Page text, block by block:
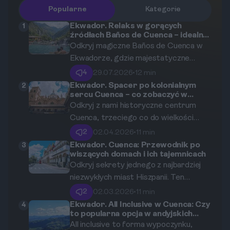
Popularne Kategorie
1
Ekwador. Relaks w gorących
źródłach Baños de Cuenca – idealny
odpoczynek w Andach
Odkryj magiczne Baños de Cuenca w
Ekwadorze, gdzie majestatyczne
andyjskie krajobrazy spotykają się z
leczniczymi wodami termalnymi. Ten
kompleksowy przewodnik pomoże Ci
zaplanować idealny relaks w sercu
Ameryki Południowej, dostarczając
najważniejszych wskazówek,
praktycznych porad oraz inspiracji do
podróży.
4 29.07.2026•12 min
2
Ekwador. Spacer po kolonialnym
sercu Cuenca – co zobaczyć w
historycznym centrum?
Odkryj z nami historyczne centrum
Cuenca, trzeciego co do wielkości
miasta Ekwadoru, które zachwyca
kolonialną architekturą, brukowanymi
uliczkami i niepowtarzalną atmosferą.
Ten kompleksowy przewodnik
poprowadzi Cię przez najważniejsze
zabytki, urokliwe zakątki i kulturalne
serce miasta wpisanego na listę
światowego dziedzictwa UNESCO.
2 02.04.2026•11 min
3
Ekwador. Cuenca: Przewodnik po
wiszących domach i ich tajemnicach
Odkryj sekrety jednego z najbardziej
niezwykłych miast Hiszpanii. Ten
kompletny przewodnik zabierze Cię w
podróż po zawieszonym na skale
Starym Mieście, słynnych Casas
Colgadas i malowniczych wąwozach,
2 02.03.2026•11 min
4
Ekwador. All Inclusive w Cuenca: Czy
to popularna opcja w andyjskich
miastach?
All inclusive to forma wypoczynku,